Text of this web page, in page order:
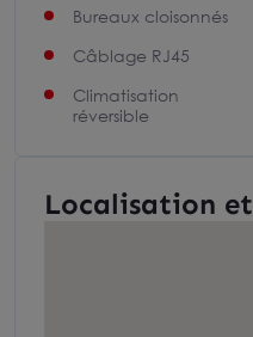
Bureaux cloisonnés
Câblage RJ45
Climatisation
réversible
Localisation